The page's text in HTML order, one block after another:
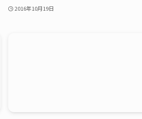
2016年10月19日